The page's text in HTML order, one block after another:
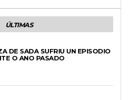
ÚLTIMAS
DE SADA SUFRIU UN EPISODIO
O ANO PASADO